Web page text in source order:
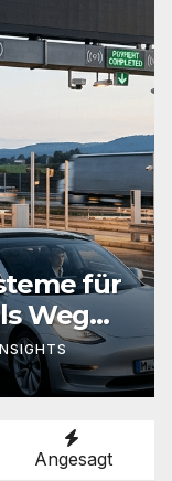
2026
Angesagt